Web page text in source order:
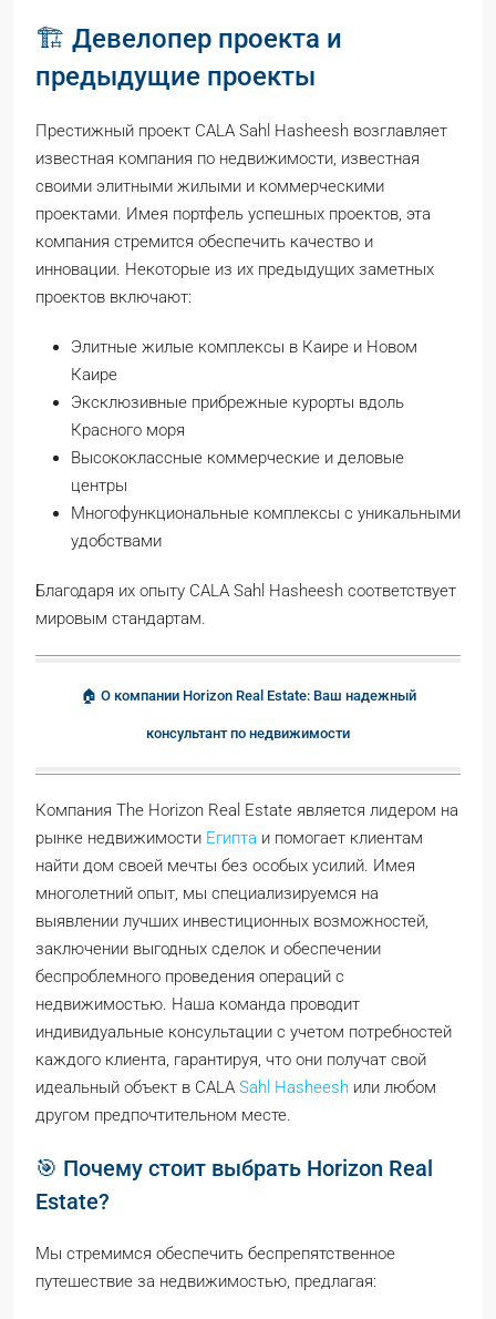
🏗️ Девелопер проекта и
предыдущие проекты
Престижный проект CALA Sahl Hasheesh возглавляет
известная компания по недвижимости, известная
своими элитными жилыми и коммерческими
проектами. Имея портфель успешных проектов, эта
компания стремится обеспечить качество и
инновации. Некоторые из их предыдущих заметных
проектов включают:
Элитные жилые комплексы в Каире и Новом
Каире
Эксклюзивные прибрежные курорты вдоль
Красного моря
Высококлассные коммерческие и деловые
центры
Многофункциональные комплексы с уникальными
удобствами
Благодаря их опыту CALA Sahl Hasheesh соответствует
мировым стандартам.
🏠 О компании Horizon Real Estate: Ваш надежный
консультант по недвижимости
Компания The Horizon Real Estate является лидером на
рынке недвижимости Египта и помогает клиентам
найти дом своей мечты без особых усилий. Имея
многолетний опыт, мы специализируемся на
выявлении лучших инвестиционных возможностей,
заключении выгодных сделок и обеспечении
беспроблемного проведения операций с
недвижимостью. Наша команда проводит
индивидуальные консультации с учетом потребностей
каждого клиента, гарантируя, что они получат свой
идеальный объект в CALA Sahl Hasheesh или любом
другом предпочтительном месте.
🎯 Почему стоит выбрать Horizon Real
Estate?
Мы стремимся обеспечить беспрепятственное
путешествие за недвижимостью, предлагая: